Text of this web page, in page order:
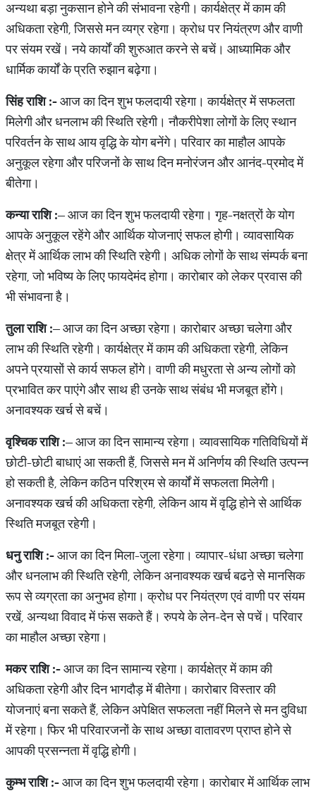
अन्यथा बड़ा नुकसान होने की संभावना रहेगी। कार्यक्षेत्र में काम की
अधिकता रहेगी, जिससे मन व्यग्र रहेगा। क्रोध पर नियंत्रण और वाणी
पर संयम रखें। नये कार्यों की शुरुआत करने से बचें। आध्यामिक और
धार्मिक कार्यों के प्रति रुझान बढ़ेगा।
सिंह राशि :-आज का दिन शुभ फलदायी रहेगा। कार्यक्षेत्र में सफलता
मिलेगी और धनलाभ की स्थिति रहेगी। नौकरीपेशा लोगों के लिए स्थान
परिवर्तन के साथ आय वृद्धि के योग बनेंगे। परिवार का माहौल आपके
अनुकूल रहेगा और परिजनों के साथ दिन मनोरंजन और आनंद-प्रमोद में
बीतेगा।
कन्या राशि :– आज का दिन शुभ फलदायी रहेगा। गृह-नक्षत्रों के योग
आपके अनुकूल रहेंगे और आर्थिक योजनाएं सफल होगी। व्यावसायिक
क्षेत्र में आर्थिक लाभ की स्थिति रहेगी। अधिक लोगों के साथ संम्पर्क बना
रहेगा, जो भविष्य के लिए फायदेमंद होगा। कारोबार को लेकर प्रवास की
भी संभावना है।
तुला राशि :– आज का दिन अच्छा रहेगा। कारोबार अच्छा चलेगा और
लाभ की स्थिति रहेगी। कार्यक्षेत्र में काम की अधिकता रहेगी, लेकिन
अपने प्रयासों से कार्य सफल होंगे। वाणी की मधुरता से अन्य लोगों को
प्रभावित कर पाएंगे और साथ ही उनके साथ संबंध भी मजबूत होंगे।
अनावश्यक खर्च से बचें।
वृश्चिक राशि :– आज का दिन सामान्य रहेगा। व्यावसायिक गतिविधियों में
छोटी-छोटी बाधाएं आ सकती हैं, जिससे मन में अनिर्णय की स्थिति उत्पन्न
हो सकती है, लेकिन कठिन परिश्रम से कार्यों में सफलता मिलेगी।
अनावश्यक खर्च की अधिकता रहेगी, लेकिन आय में वृद्धि होने से आर्थिक
स्थिति मजबूत रहेगी।
धनु राशि :-आज का दिन मिला-जुला रहेगा। व्यापार-धंधा अच्छा चलेगा
और धनलाभ की स्थिति रहेगी, लेकिन अनावश्यक खर्च बढऩे से मानसिक
रूप से व्यग्रता का अनुभव होगा। क्रोध पर नियंत्रण एवं वाणी पर संयम
रखें, अन्यथा विवाद में फंस सकते हैं। रुपये के लेन-देन से पचें। परिवार
का माहौल अच्छा रहेगा।
मकर राशि :-आज का दिन सामान्य रहेगा। कार्यक्षेत्र में काम की
अधिकता रहेगी और दिन भागदौड़ में बीतेगा। कारोबार विस्तार की
योजनाएं बना सकते हैं, लेकिन अपेक्षित सफलता नहीं मिलने से मन दुविधा
में रहेगा। फिर भी परिवारजनों के साथ अच्छा वातावरण प्राप्त होने से
आपकी प्रसन्नता में वृद्धि होगी।
कुम्भ राशि :-आज का दिन शुभ फलदायी रहेगा। कारोबार में आर्थिक लाभ